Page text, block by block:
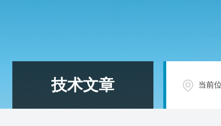
技术文章 当前